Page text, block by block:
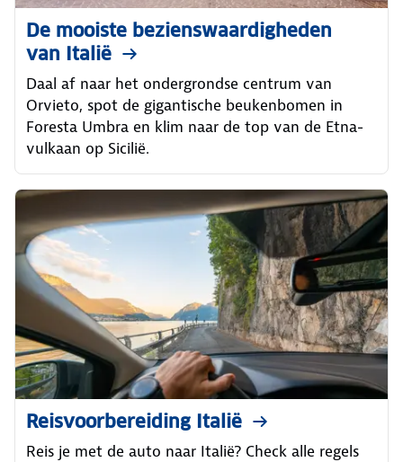
De mooiste bezienswaardigheden
van Italië
Daal af naar het ondergrondse centrum van
Orvieto, spot de gigantische beukenbomen in
Foresta Umbra en klim naar de top van de Etna-
vulkaan op Sicilië.
Reisvoorbereiding Italië
Reis je met de auto naar Italië? Check alle regels